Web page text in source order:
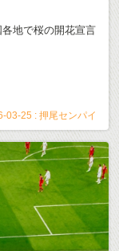
地で桜の開花宣言
03-25 : 押尾センパイ